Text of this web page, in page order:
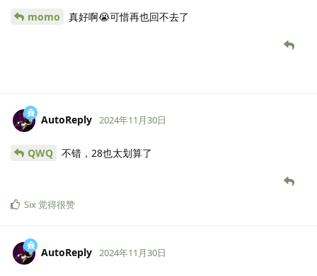
momo 真好啊😭可惜再也回不去了
AutoReply 2024年11月30日
QWQ 不错，28也太划算了
Six觉得很赞
AutoReply 2024年11月30日